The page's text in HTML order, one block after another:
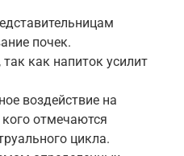
почек.
как напиток усилит
воздействие на
отмечаются
цикла.